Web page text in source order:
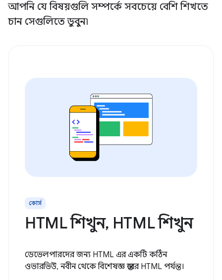
আপনি যে বিষয়গুলি সম্পর্কে সবচেয়ে বেশি শিখতে
চান সেগুলিতে ডুবুন৷
কোর্স
HTML শিখুন, HTML শিখুন
ডেভেলপারদের জন্য HTML এর একটি কঠিন
ওভারভিউ, নবীন থেকে বিশেষজ্ঞ স্তরের HTML পর্যন্ত।